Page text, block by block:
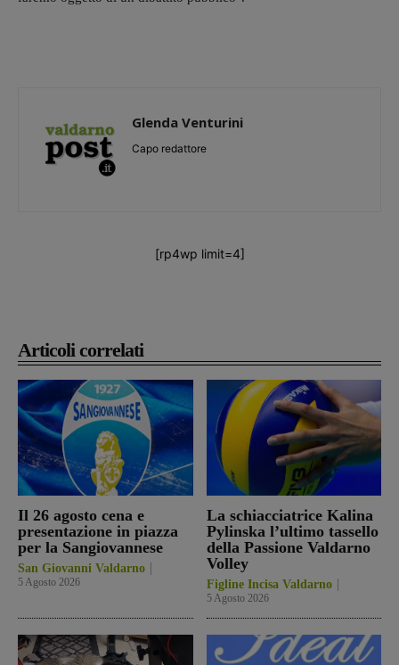
Articoli correlati
Il 26 agosto cena e
presentazione in piazza
per la Sangiovannese
San Giovanni Valdarno
5 Agosto 2026
La schiacciatrice Kalina
Pylinska l’ultimo tassello
della Passione Valdarno
Volley
Figline Incisa Valdarno
5 Agosto 2026
Glenda Venturini
Capo redattore
[rp4wp limit=4]